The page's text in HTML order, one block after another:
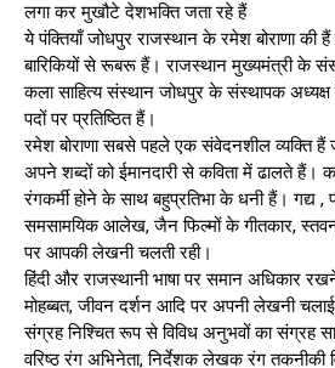
लगा कर मुखौटे देशभक्ति जता रहे हैं
ये पंक्तियाँ जोधपुर राजस्थान के रमेश बोराणा की हैं
बारिकियों से रूबरू हैं। राजस्थान मुख्यमंत्री के
कला साहित्य संस्थान जोधपुर के संस्थापक
पदों पर प्रतिष्ठित हैं।
रमेश बोराणा सबसे पहले एक संवेदनशील व्यक्ति हैं
अपने शब्दों को ईमानदारी से कविता में ढालते हैं।
रंगकर्मी होने के साथ बहुप्रतिभा के धनी हैं। गद्य ,
समसामयिक आलेख, जैन फिल्मों के गीतकार,
पर आपकी लेखनी चलती रही।
हिंदी और राजस्थानी भाषा पर समान अधिकार
मोहब्बत, जीवन दर्शन आदि पर अपनी लेखनी
संग्रह निश्चित रूप से विविध अनुभवों का संग्रह
वरिष्ठ रंग अभिनेता, निर्देशक लेखक रंग तकनीकी